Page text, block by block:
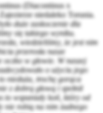
(Diacontinus x
niedaleko Torunia.
duże zaskoczenie dla
się takiego wyniku.
wiedzieliśmy, że jest nim
przerosła nasze
w głowie. W naszej
o użyciu jego
nieduża, trochę gorąca
z dobrą głową i spełnił
to wspaniały koń, który od
nie robią na nim żadnego